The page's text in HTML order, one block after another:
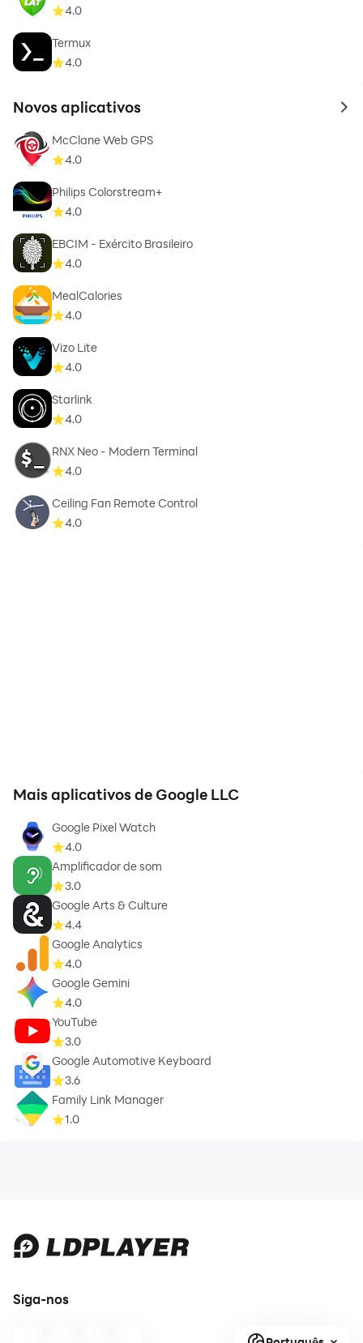
4.0
Termux
4.0
Novos aplicativos to
McClane Web GPS
4.0
Philips Colorstream+
4.0
EBCIM - Exército Brasileiro
4.0
MealCalories
4.0
Vizo Lite
4.0
Starlink
4.0
RNX Neo - Modern Terminal
4.0
Ceiling Fan Remote Control
4.0
Mais aplicativos de Google LLC
Google Pixel Watch
4.0
Amplificador de som
3.0
Google Arts & Culture
4.4
Google Analytics
4.0
Google Gemini
4.0
YouTube
3.0
Google Automotive Keyboard
3.6
Family Link Manager
1.0
Siga-nos